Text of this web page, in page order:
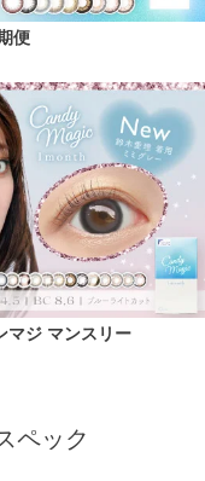
便
マジ マンスリー
ペック